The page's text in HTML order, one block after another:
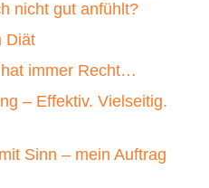
nicht gut anfühlt?
Diät
immer Recht…
– Effektiv. Vielseitig.
Sinn – mein Auftrag